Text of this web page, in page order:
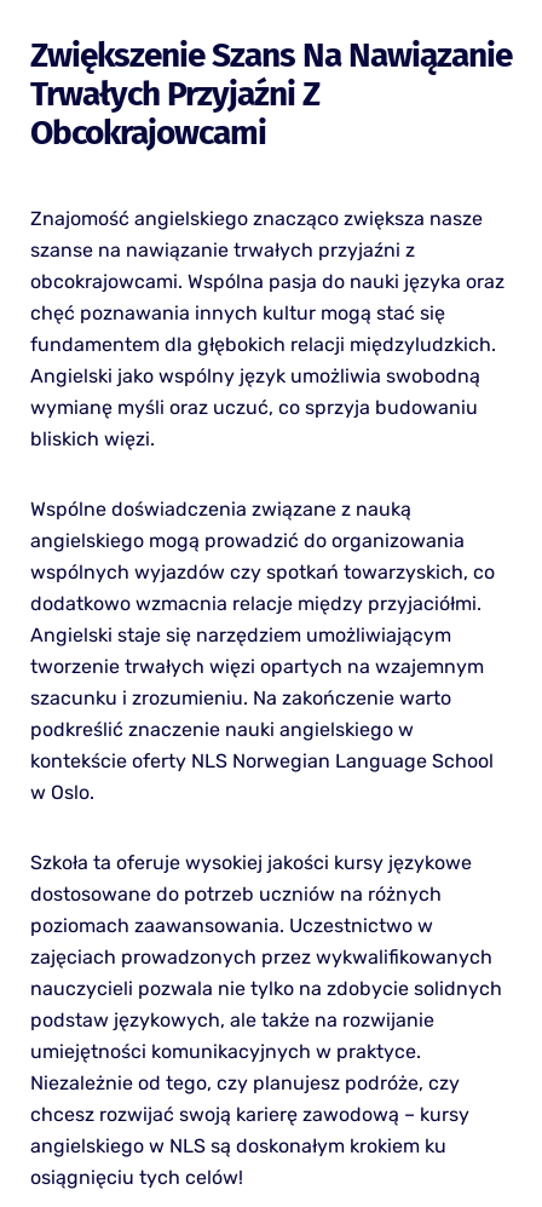
Zwiększenie Szans Na Nawiązanie
Trwałych Przyjaźni Z
Obcokrajowcami
Znajomość angielskiego znacząco zwiększa nasze
szanse na nawiązanie trwałych przyjaźni z
obcokrajowcami. Wspólna pasja do nauki języka oraz
chęć poznawania innych kultur mogą stać się
fundamentem dla głębokich relacji międzyludzkich.
Angielski jako wspólny język umożliwia swobodną
wymianę myśli oraz uczuć, co sprzyja budowaniu
bliskich więzi.
Wspólne doświadczenia związane z nauką
angielskiego mogą prowadzić do organizowania
wspólnych wyjazdów czy spotkań towarzyskich, co
dodatkowo wzmacnia relacje między przyjaciółmi.
Angielski staje się narzędziem umożliwiającym
tworzenie trwałych więzi opartych na wzajemnym
szacunku i zrozumieniu. Na zakończenie warto
podkreślić znaczenie nauki angielskiego w
kontekście oferty NLS Norwegian Language School
w Oslo.
Szkoła ta oferuje wysokiej jakości kursy językowe
dostosowane do potrzeb uczniów na różnych
poziomach zaawansowania. Uczestnictwo w
zajęciach prowadzonych przez wykwalifikowanych
nauczycieli pozwala nie tylko na zdobycie solidnych
podstaw językowych, ale także na rozwijanie
umiejętności komunikacyjnych w praktyce.
Niezależnie od tego, czy planujesz podróże, czy
chcesz rozwijać swoją karierę zawodową – kursy
angielskiego w NLS są doskonałym krokiem ku
osiągnięciu tych celów!